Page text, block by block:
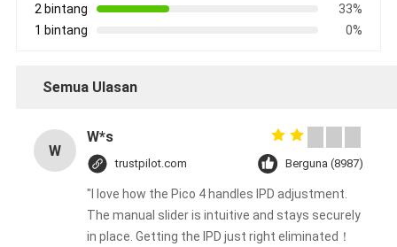
2 bintang
33%
1 bintang
0%
Semua Ulasan
W
W*s
trustpilot.com Berguna (8987)
"I love how the Pico 4 handles IPD adjustment.
The manual slider is intuitive and stays securely
in place. Getting the IPD just right eliminated！